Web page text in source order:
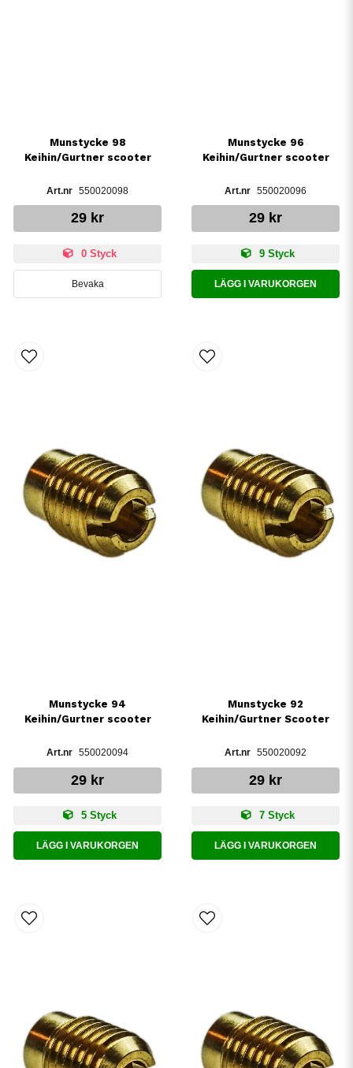
Munstycke 98
Keihin/Gurtner scooter
550020098
29 kr
0 Styck
Bevaka
Munstycke 96
Keihin/Gurtner scooter
550020096
29 kr
9 Styck
LÄGG I VARUKORGEN
Munstycke 94
Keihin/Gurtner scooter
550020094
29 kr
5 Styck
LÄGG I VARUKORGEN
Munstycke 92
Keihin/Gurtner Scooter
550020092
29 kr
7 Styck
LÄGG I VARUKORGEN